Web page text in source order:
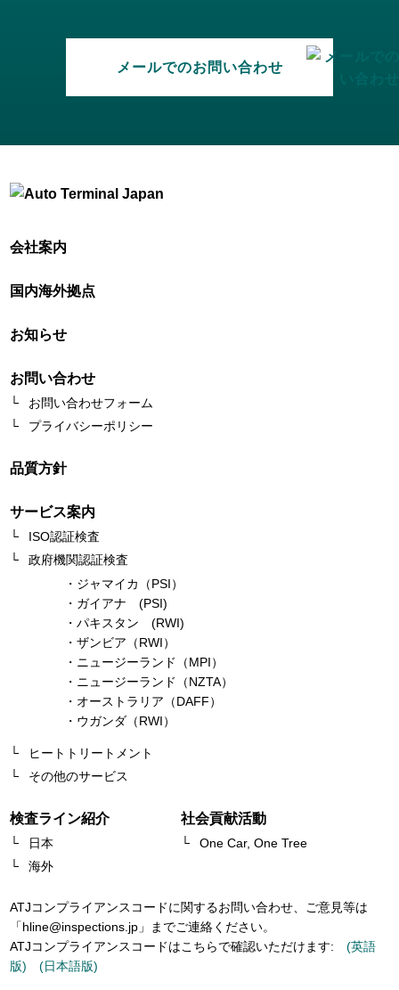
メールでのお問い合わせ
会社案内
国内海外拠点
お知らせ
お問い合わせ
お問い合わせフォーム
プライバシーポリシー
品質方針
サービス案内
ISO認証検査
政府機関認証検査
・ジャマイカ（PSI）
・ガイアナ (PSI)
・パキスタン (RWI)
・ザンビア（RWI）
・ニュージーランド（MPI）
・ニュージーランド（NZTA）
・オーストラリア（DAFF）
・ウガンダ（RWI）
ヒートトリートメント
その他のサービス
検査ライン紹介
日本
海外
社会貢献活動
One Car, One Tree
ATJコンプライアンスコードに関するお問い合わせ、ご意見等は
「hline@inspections.jp 」までご連絡ください。
ATJコンプライアンスコードはこちらで確認いただけます:(英語
版)
(日本語版)